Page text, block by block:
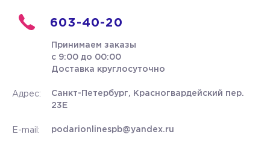
603-40-20
Принимаем заказы
с 9:00 до 00:00
Доставка круглосуточно
Адрес:
Санкт-Петербург, Красногвардейский пер.
23Е
E-mail: podarionlinespb@yandex.ru